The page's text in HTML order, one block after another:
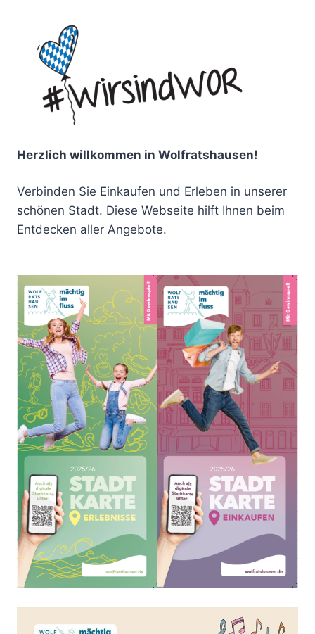
Herzlich willkommen in Wolfratshausen!
Verbinden Sie Einkaufen und Erleben in unserer
schönen Stadt. Diese Webseite hilft Ihnen beim
Entdecken aller Angebote.